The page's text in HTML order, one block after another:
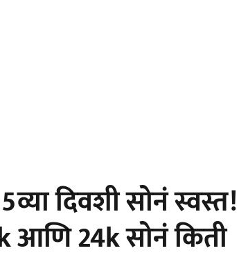
दिवशी सोनं स्वस्त!
आणि 24k सोनं किती